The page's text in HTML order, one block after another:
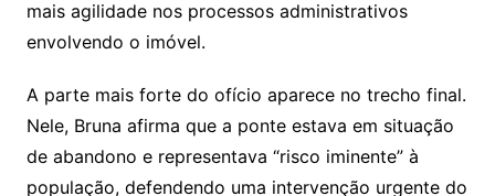
mais agilidade nos processos administrativos
envolvendo o imóvel.
A parte mais forte do ofício aparece no trecho final.
Nele, Bruna afirma que a ponte estava em situação
de abandono e representava “risco iminente” à
população, defendendo uma intervenção urgente do